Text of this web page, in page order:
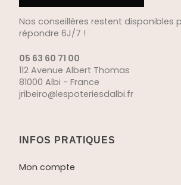
Nos conseillères restent disponibles
répondre 6J/7 !
05 63 60 71 00
112 Avenue Albert Thomas
81000 Albi - France
jribeiro@lespoteriesdalbi.fr
INFOS PRATIQUES
Mon compte